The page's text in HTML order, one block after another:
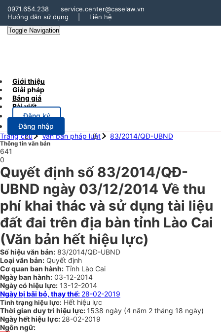
0971.654.238
service.center@caselaw.vn
Hướng dẫn sử dụng
Liên hệ
Toggle Navigation
Giới thiệu
Giải pháp
Bảng giá
Bài viết
Đăng ký
Đăng nhập
Trang chủ
Văn bản pháp luật 83/2014/QĐ-UBND
Thông tin văn bản
641
0
Quyết định số 83/2014/QĐ-
UBND ngày 03/12/2014 Về thu
phí khai thác và sử dụng tài liệu
đất đai trên địa bàn tỉnh Lào Cai
(Văn bản hết hiệu lực)
Số hiệu văn bản: 83/2014/QĐ-UBND
Loại văn bản: Quyết định
Cơ quan ban hành: Tỉnh Lào Cai
Ngày ban hành: 03-12-2014
Ngày có hiệu lực: 13-12-2014
Ngày bị bãi bỏ, thay thế: 28-02-2019
Tình trạng hiệu lực: Hết hiệu lực
Thời gian duy trì hiệu lực: 1538 ngày (4 năm 2 tháng 18 ngày)
Ngày hết hiệu lực: 28-02-2019
Ngôn ngữ: